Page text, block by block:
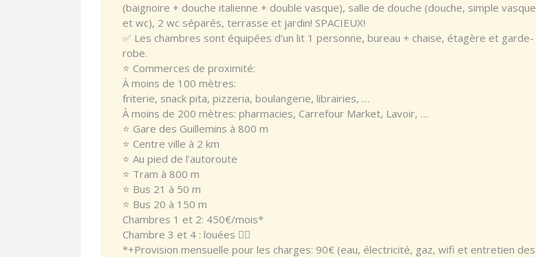
(baignoire + douche italienne + double vasque), salle de douche (douche, simple vasque
et wc), 2 wc séparés, terrasse et jardin! SPACIEUX!
✅ Les chambres sont équipées d’un lit 1 personne, bureau + chaise, étagère et garde-
robe.
⭐️ Commerces de proximité:
À moins de 100 mètres:
friterie, snack pita, pizzeria, boulangerie, librairies, …
À moins de 200 mètres: pharmacies, Carrefour Market, Lavoir, …
⭐️ Gare des Guillemins à 800 m
⭐️ Centre ville à 2 km
⭐️ Au pied de l’autoroute
⭐️ Tram à 800 m
⭐️ Bus 21 à 50 m
⭐️ Bus 20 à 150 m
Chambres 1 et 2: 450€/mois*
Chambre 3 et 4 : louées 👍🏻
*+Provision mensuelle pour les charges: 90€ (eau, électricité, gaz, wifi et entretien des